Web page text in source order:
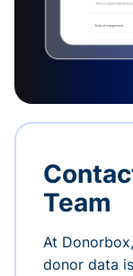
Team
At
donor data